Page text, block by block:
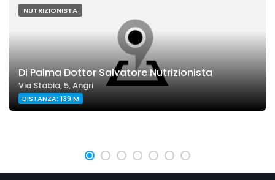
NUTRIZIONISTA
Di Palma Dottor Salvatore Nutrizionista
Via Stabia, 5, Angri
DISTANZA: 139 M